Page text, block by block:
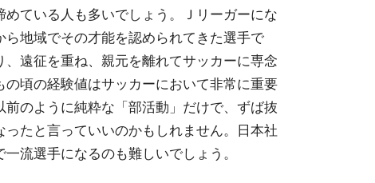
ている人も多いでしょう。Ｊリーガーにな
地域でその才能を認められてきた選手で
遠征を重ね、親元を離れてサッカーに専念
頃の経験値はサッカーにおいて非常に重要
のように純粋な「部活動」だけで、ずば抜
たと言っていいのかもしれません。日本社
流選手になるのも難しいでしょう。